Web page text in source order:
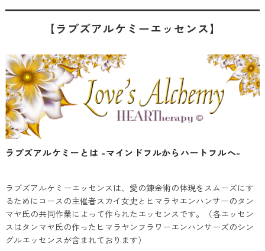
【ラブズアルケミーエッセンス】
ラブズアルケミーとは -マインドフルからハートフルへ-
ラブズアルケミーエッセンスは、愛の錬金術の体現をスムーズにす
るためにコースの主催者スカイ女史とヒマラヤエンハンサーのタン
マヤ氏の共同作業によって作られたエッセンスです。（各エッセン
スはタンマヤ氏の作ったヒマラヤンフラワーエンハンサーズのシン
グルエッセンスが含まれております）